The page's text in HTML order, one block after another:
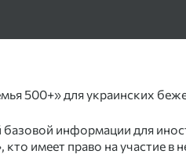
500+» для украинских
информации для
кто имеет право на участие в